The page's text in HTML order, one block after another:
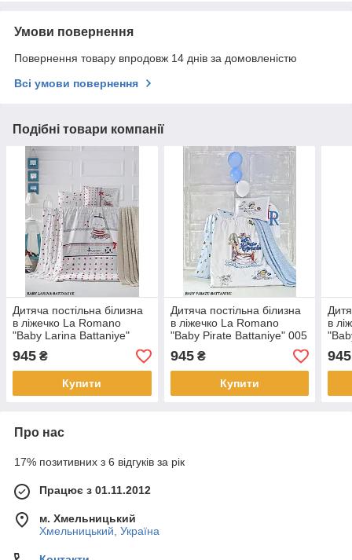
Умови повернення
Повернення товару впродовж 14 днів за домовленістю
Всі умови повернення
Подібні товари компанії
Дитяча постільна білизна
в ліжечко La Romano
"Baby Larina Battaniye"
010 Беж
945 ₴
Купити
Дитяча постільна білизна
в ліжечко La Romano
"Baby Pirate Battaniye" 005
Блакитний
945₴
Купити
в
945
Про нас
17% позитивних з 6 відгуків за рік
Працює з 01.11.2012
м. Хмельницький
Хмельницький, Україна